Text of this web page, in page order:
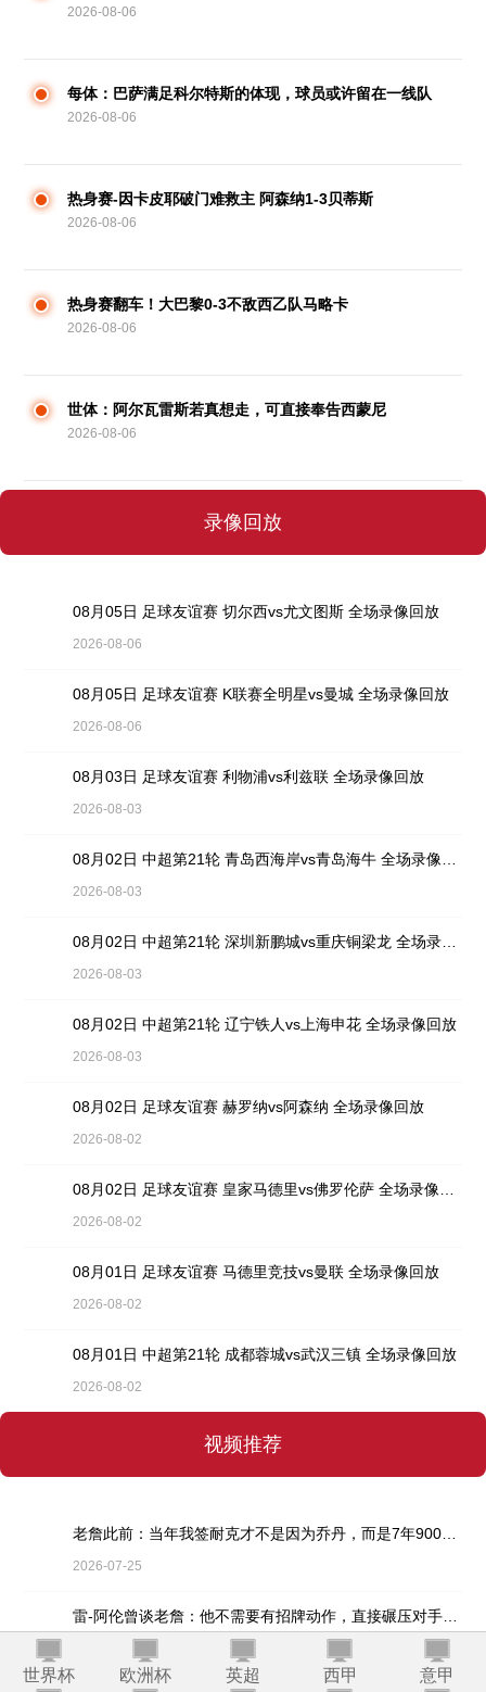
塔
2026-08-06
每体：巴萨满足科尔特斯的体现，球员或许留在一线队
2026-08-06
热身赛-因卡皮耶破门难救主 阿森纳1-3贝蒂斯
2026-08-06
热身赛翻车！大巴黎0-3不敌西乙队马略卡
2026-08-06
世体：阿尔瓦雷斯若真想走，可直接奉告西蒙尼
2026-08-06
录像回放
08月05日 足球友谊赛 切尔西vs尤文图斯 全场录像回放
2026-08-06
08月05日 足球友谊赛 K联赛全明星vs曼城 全场录像回放
2026-08-06
08月03日 足球友谊赛 利物浦vs利兹联 全场录像回放
2026-08-03
2026-08-03
2026-08-03
08月02日 中超第21轮 辽宁铁人vs上海申花 全场录像回放
2026-08-03
08月02日 足球友谊赛 赫罗纳vs阿森纳 全场录像回放
2026-08-02
2026-08-02
08月01日 足球友谊赛 马德里竞技vs曼联 全场录像回放
2026-08-02
08月01日 中超第21轮 成都蓉城vs武汉三镇 全场录像回放
2026-08-02
视频推荐
2026-07-25
世界杯 欧洲杯 英超 西甲 意甲